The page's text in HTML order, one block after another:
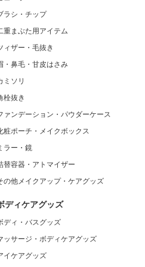
ラシ・チップ
重まぶた用アイテム
ィザー・毛抜き
・鼻毛・甘皮はさみ
ミソリ
栓抜き
ァンデーション・パウダーケース
粧ポーチ・メイクボックス
ラー・鏡
替容器・アトマイザー
の他メイクアップ・ケアグッズ
ディケアグッズ
ディ・バスグッズ
ッサージ・ボディケアグッズ
イケアグッズ